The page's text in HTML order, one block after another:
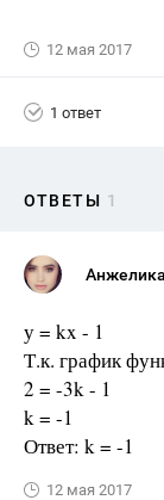
12 мая 2017
1 ответ
ОТВЕТЫ 1
у = kx - 1
Т.к. график
2 = -3k - 1
k = -1
Ответ: k = -1
12 мая 2017